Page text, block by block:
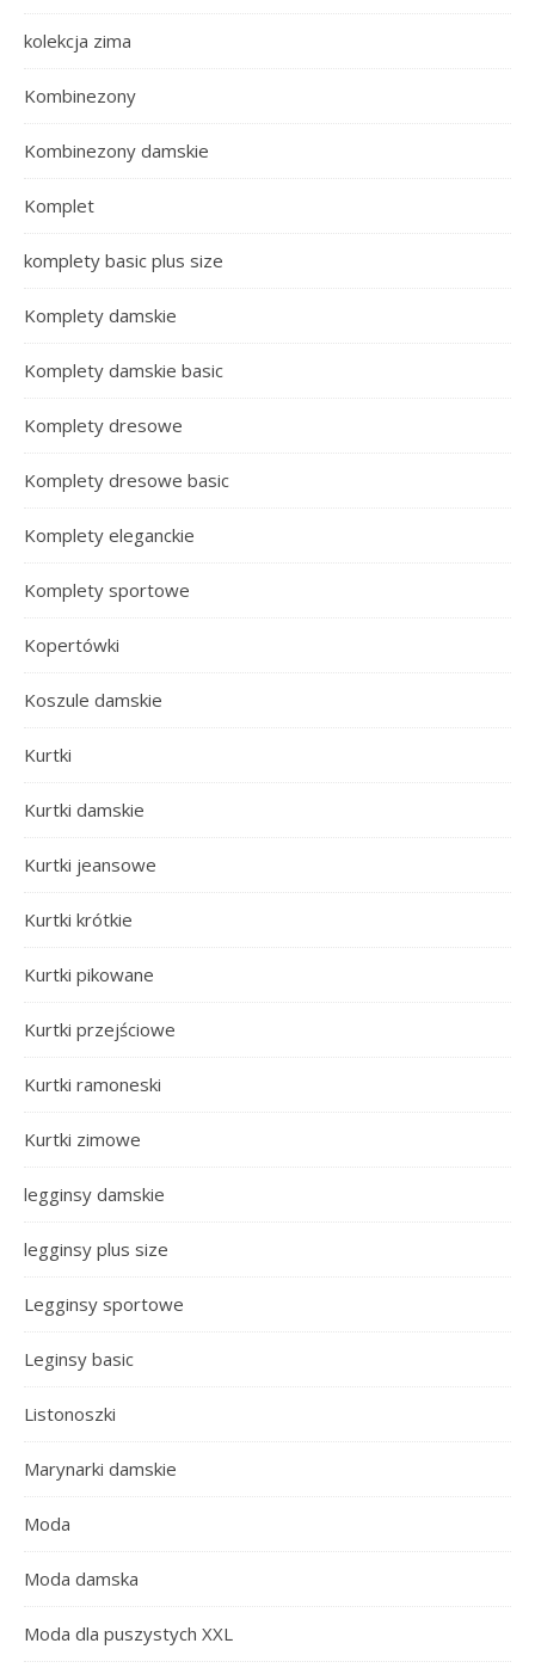
kolekcja zima
Kombinezony
Kombinezony damskie
Komplet
komplety basic plus size
Komplety damskie
Komplety damskie basic
Komplety dresowe
Komplety dresowe basic
Komplety eleganckie
Komplety sportowe
Kopertówki
Koszule damskie
Kurtki
Kurtki damskie
Kurtki jeansowe
Kurtki krótkie
Kurtki pikowane
Kurtki przejściowe
Kurtki ramoneski
Kurtki zimowe
legginsy damskie
legginsy plus size
Legginsy sportowe
Leginsy basic
Listonoszki
Marynarki damskie
Moda
Moda damska
Moda dla puszystych XXL